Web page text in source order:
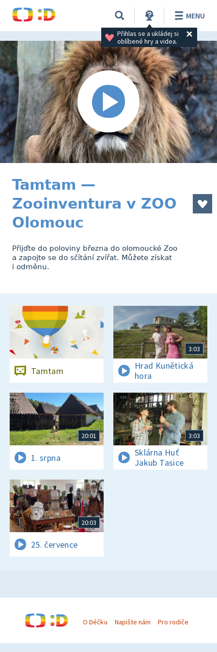
Přihlas se a ukládej si
oblíbené hry a videa.
MENU
Tamtam —
Zooinventura v ZOO
Olomouc
Přijďte do poloviny března do olomoucké Zoo
a zapojte se do sčítání zvířat. Můžete získat
i odměnu.
Tamtam
3:03
Hrad Kunětická
hora
20:01
1. srpna
3:03
Sklárna Huť
Jakub Tasice
20:03
25. července
O Déčku Napište nám Pro rodiče